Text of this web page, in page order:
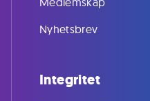
Nyhetsbrev
Integritet